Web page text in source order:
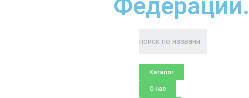
Федерации.
Каталог
О нас